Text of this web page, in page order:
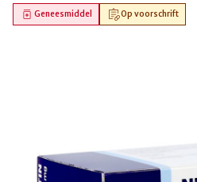
Op voorschrift
Geneesmiddel